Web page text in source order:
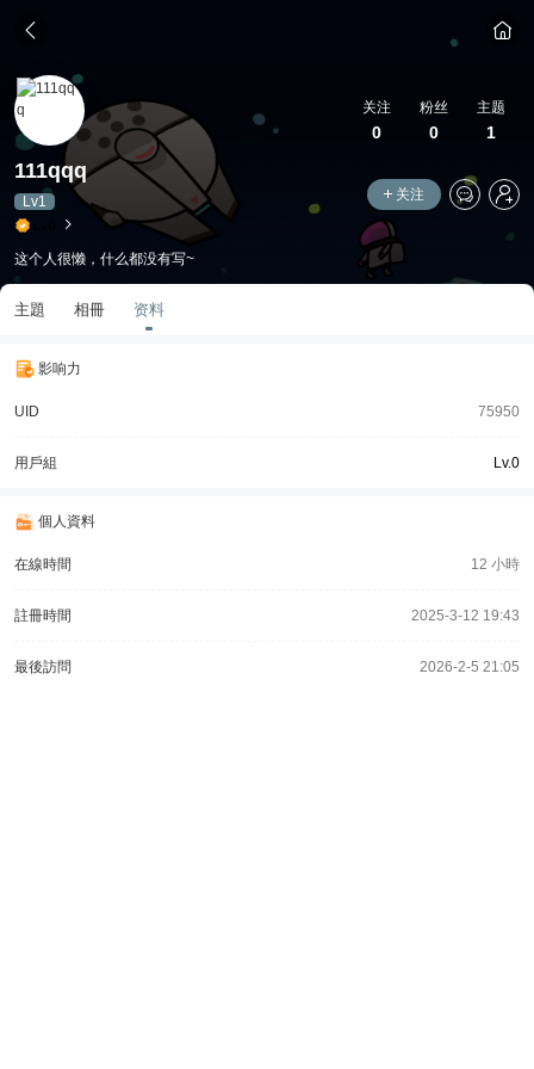
关注
0
粉丝
0
主题
1
111qqq
Lv1 关注
这个人很懒，什么都没有写~
主題 相冊 资料
影响力
UID 75950
用戶組 Lv.0
個人資料
在線時間 12 小時
註冊時間 2025-3-12 19:43
最後訪問 2026-2-5 21:05